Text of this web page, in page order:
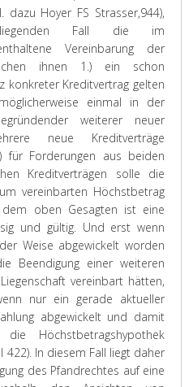
dazu Hoyer FS Strasser,944),
Fall die im
Vereinbarung der
ihnen 1.) ein schon
konkreter Kreditvertrag gelten
einmal in der
weiterer neuer
neue Kreditverträge
für Forderungen aus beiden
Kreditverträgen solle die
vereinbarten Höchstbetrag
oben Gesagten ist eine
und gültig. Und erst wenn
Weise abgewickelt worden
Beendigung einer weiteren
vereinbart hätten,
nur ein gerade aktueller
abgewickelt und damit
Höchstbetragshypothek
422). In diesem Fall liegt daher
des Pfandrechtes auf eine